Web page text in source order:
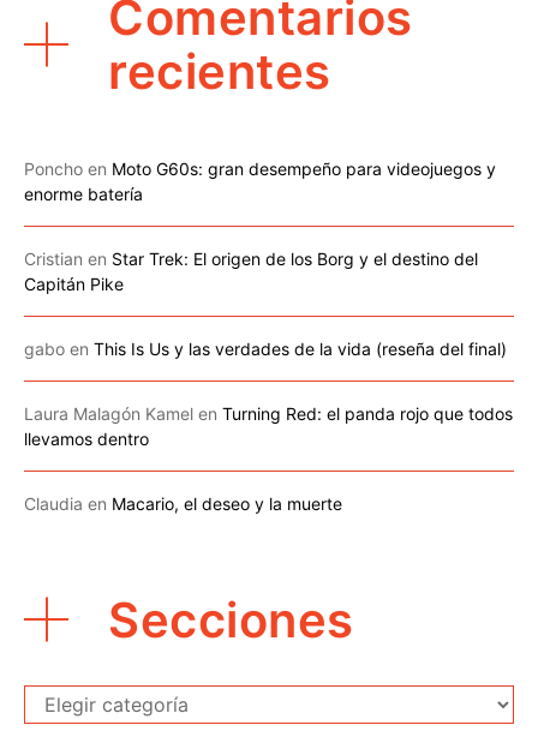
Comentarios
recientes
Poncho en Moto G60s: gran desempeño para videojuegos y
enorme batería
Cristian en Star Trek: El origen de los Borg y el destino del
Capitán Pike
gabo en This Is Us y las verdades de la vida (reseña del final)
Laura Malagón Kamel en Turning Red: el panda rojo que todos
llevamos dentro
Claudia en Macario, el deseo y la muerte
Secciones
Secciones